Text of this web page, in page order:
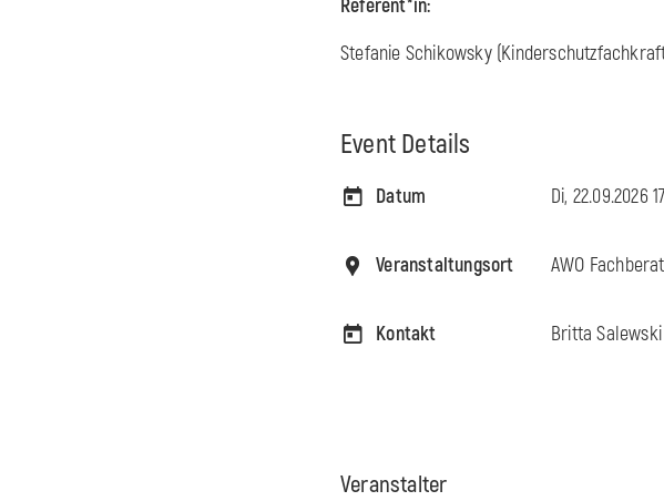
Referent*in:
Stefanie Schikowsky
Event Details
Datum Di, 22.09.2026
Veranstaltungsort AWO
Kontakt Britta Salewski
Veranstalter